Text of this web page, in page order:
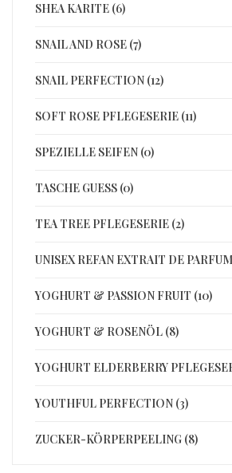
SHEA KARITE (6)
SNAIL AND ROSE (7)
SNAIL PERFECTION (12)
SOFT ROSE PFLEGESERIE (11)
SPEZIELLE SEIFEN (0)
TASCHE GUESS (0)
TEA TREE PFLEGESERIE (2)
UNISEX REFAN EXTRAIT DE
YOGHURT & PASSION FRUIT (10)
YOGHURT & ROSENÖL (8)
YOGHURT ELDERBERRY
YOUTHFUL PERFECTION (3)
ZUCKER-KÖRPERPEELING (8)